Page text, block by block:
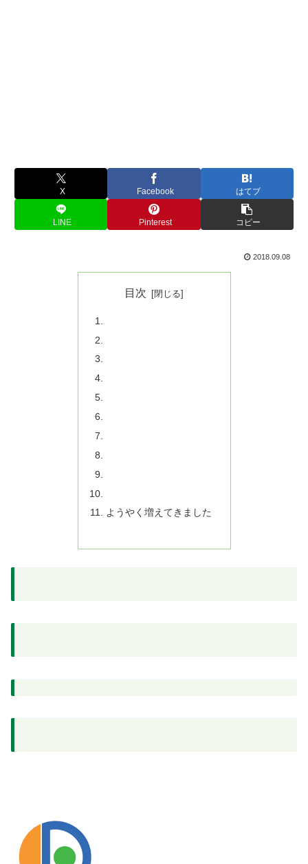
X Facebook はてブ
LINE Pinterest コピー
2018.09.08
目次
ようやく増えてきました